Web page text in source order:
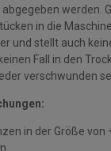
in die
und stellt auch
Fall in den
verschwunden
in der Größe